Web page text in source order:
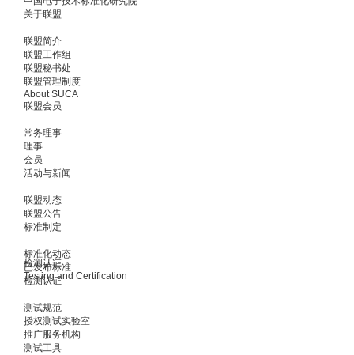
检测认证
Testing and Certification
关于联盟
联盟简介
联盟工作组
联盟秘书处
联盟管理制度
About SUCA
联盟会员
常务理事
理事
会员
活动与新闻
联盟动态
联盟公告
标准制定
标准化动态
已发布标准
检测认证
测试规范
授权测试实验室
推广服务机构
测试工具